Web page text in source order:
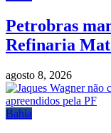
Petrobras
Refinaria
agosto 8, 2026
Bahia